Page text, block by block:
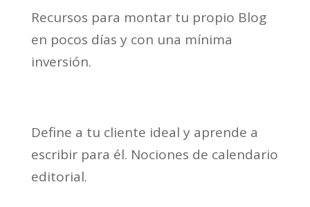
Recursos para montar tu propio Blog
en pocos días y con una mínima
inversión.
Define a tu cliente ideal y aprende a
escribir para él. Nociones de calendario
editorial.